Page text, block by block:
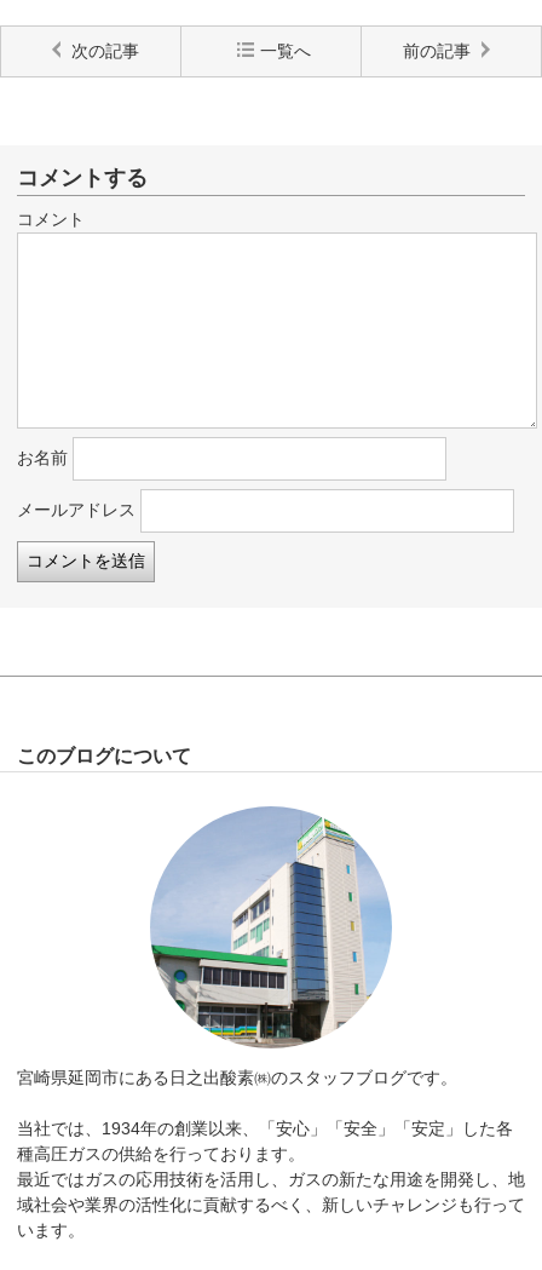
次の記事 一覧へ 前の記事
コメントする
コメント
お名前
メールアドレス
このブログについて
宮崎県延岡市にある日之出酸素㈱のスタッフブログです。
当社では、1934年の創業以来、「安心」「安全」「安定」した各
種高圧ガスの供給を行っております。
最近ではガスの応用技術を活用し、ガスの新たな用途を開発し、地
域社会や業界の活性化に貢献するべく、新しいチャレンジも行って
います。